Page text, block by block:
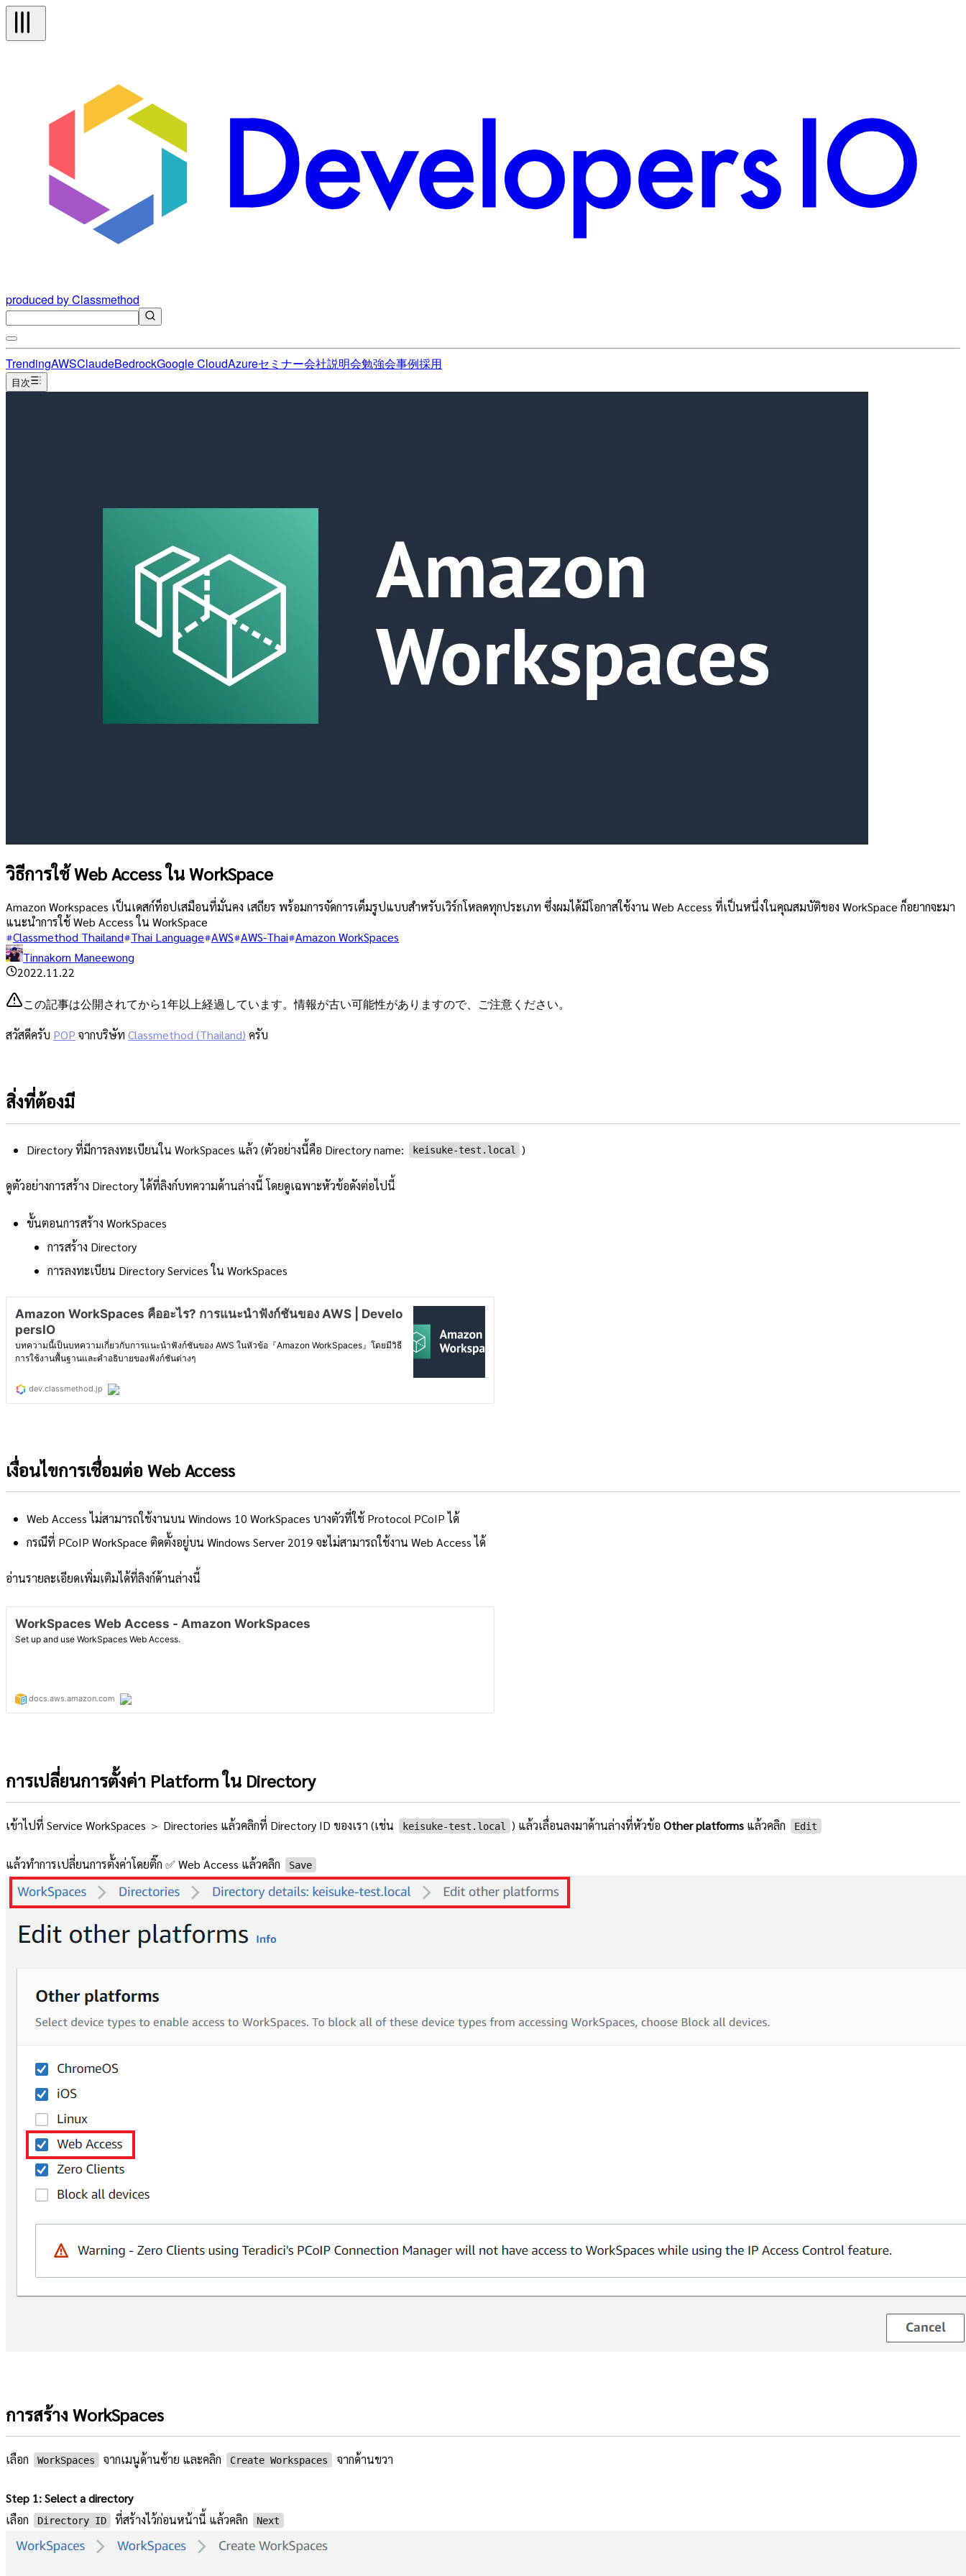
produced by Classmethod
TrendingAWSClaudeBedrockGoogle CloudAzureセミナー会社説明会勉強会事例採用
目次
วิธีการใช้ Web Access ใน WorkSpace
Amazon Workspaces เป็นเดสก์ท็อปเสมือนที่มั่นคง เสถียร พร้อมการจัดการเต็มรูปแบบสำหรับเวิร์กโหลดทุกประเภท ซึ่งผมได้มีโอกาสใช้งาน Web Access ที่เป็นหนึ่งในคุณสมบัติของ WorkSpace ก็อยากจะมา
แนะนำการใช้ Web Access ใน WorkSpace
Classmethod Thailand Thai Language AWS AWS-Thai Amazon WorkSpaces
Tinnakorn Maneewong
2022.11.22
この記事は公開されてから1年以上経過しています。情報が古い可能性がありますので、ご注意ください。
สวัสดีครับ POP จากบริษัท Classmethod (Thailand) ครับ
สิ่งที่ต้องมี
Directory ที่มีการลงทะเบียนใน WorkSpaces แล้ว (ตัวอย่างนี้คือ Directory name: keisuke-test.local )
ดูตัวอย่างการสร้าง Directory ได้ที่ลิงก์บทความด้านล่างนี้ โดยดูเฉพาะหัวข้อดังต่อไปนี้
ขั้นตอนการสร้าง WorkSpaces
การสร้าง Directory
การลงทะเบียน Directory Services ใน WorkSpaces
เงื่อนไขการเชื่อมต่อ Web Access
Web Access ไม่สามารถใช้งานบน Windows 10 WorkSpaces บางตัวที่ใช้ Protocol PCoIP ได้
กรณีที่ PCoIP WorkSpace ติดตั้งอยู่บน Windows Server 2019 จะไม่สามารถใช้งาน Web Access ได้
อ่านรายละเอียดเพิ่มเติมได้ที่ลิงก์ด้านล่างนี้
การเปลี่ยนการตั้งค่า Platform ใน Directory
เข้าไปที่ Service WorkSpaces ＞ Directories แล้วคลิกที่ Directory ID ของเรา (เช่น keisuke-test.local ) แล้วเลื่อนลงมาด้านล่างที่หัวข้อOther platforms แล้วคลิก Edit
แล้วทำการเปลี่ยนการตั้งค่าโดยติ๊ก ✅ Web Access แล้วคลิก Save
การสร้าง WorkSpaces
เลือก WorkSpaces จากเมนูด้านซ้าย และคลิก Create Workspaces จากด้านขวา
Step 1: Select a directory
เลือก
Directory ID ที่สร้างไว้ก่อนหน้านี้ แล้วคลิก Next